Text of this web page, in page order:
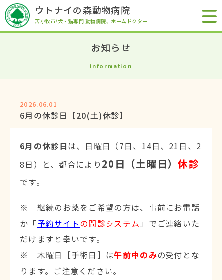
ウトナイの森動物病院
苫小牧市/犬・猫専門 動物病院、ホームドクター
お知らせ
Information
2026.06.01
6月の休診日【20(土)休診】
6月の休診日は、日曜日（7日、14日、21日、2
8日）と、都合により 20日（土曜日）休診
です。
※ 継続のお薬をご希望の方は、事前にお電話
か「予約サイトの問診システム 」でご連絡いた
だけますと幸いです。
※ 木曜日［手術日］は午前中のみの受付とな
ります。ご注意ください。